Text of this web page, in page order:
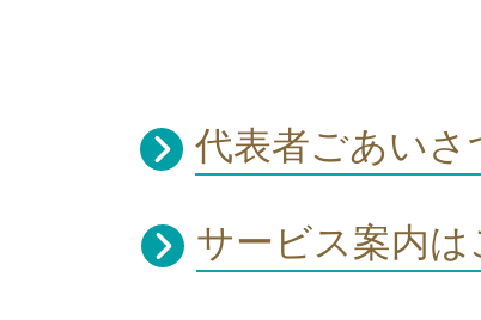
代表者ごあい
サービス案内